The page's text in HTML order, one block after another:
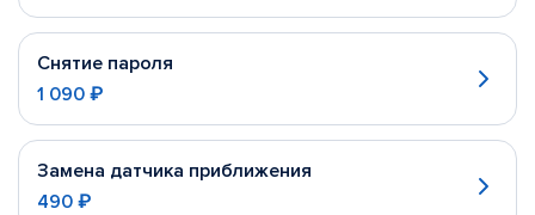
Снятие пароля
1 090 ₽
Замена датчика приближения
490 ₽